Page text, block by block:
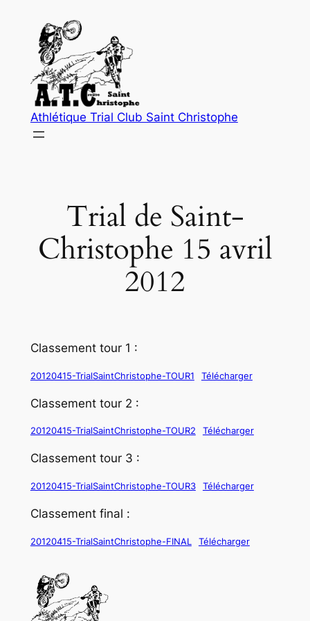
contenu
Athlétique Trial Club Saint Christophe
Trial de Saint-
Christophe 15 avril
2012
Classement tour 1 :
20120415-TrialSaintChristophe-TOUR1 Télécharger
Classement tour 2 :
20120415-TrialSaintChristophe-TOUR2 Télécharger
Classement tour 3 :
20120415-TrialSaintChristophe-TOUR3 Télécharger
Classement final :
20120415-TrialSaintChristophe-FINAL Télécharger